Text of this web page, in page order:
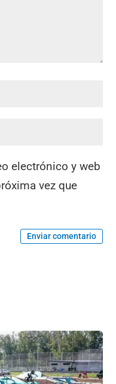
electrónico y web
vez que
Enviar comentario